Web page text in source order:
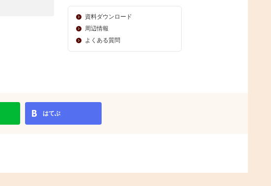
資料ダウンロード
周辺情報
よくある質問
はてぶ